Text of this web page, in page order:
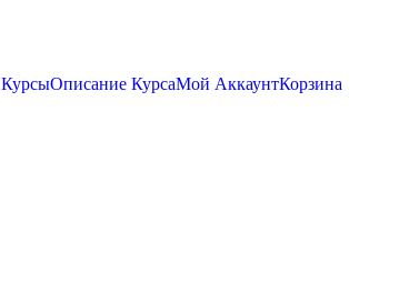
КурсыОписание КурсаМой АккаунтКорзина